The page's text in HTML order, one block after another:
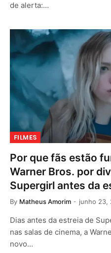
de alerta:…
FILMES
Por que fãs estão
Warner Bros. por
Supergirl antes da
By Matheus Amorim junho 23,
Dias antes da estreia de
nas salas de cinema, a
novo…